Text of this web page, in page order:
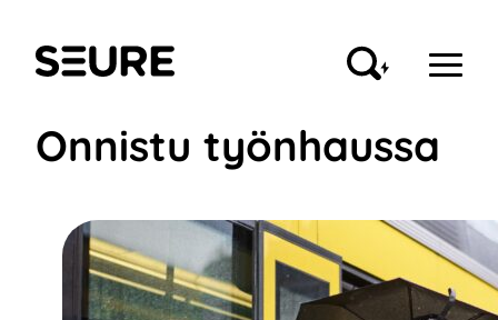
sisältöön
Seure
Onnistu työnhaussa